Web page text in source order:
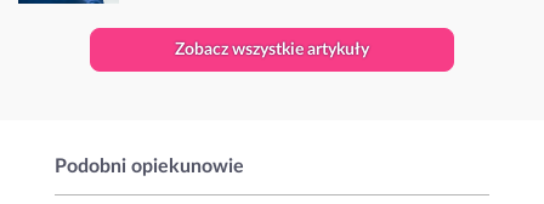
Zobacz wszystkie artykuły
Podobni opiekunowie